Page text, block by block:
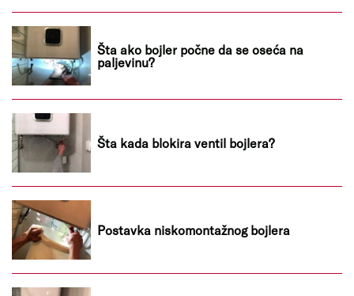
Šta ako bojler počne da se oseća na
paljevinu?
Šta kada blokira ventil bojlera?
Postavka niskomontažnog bojlera